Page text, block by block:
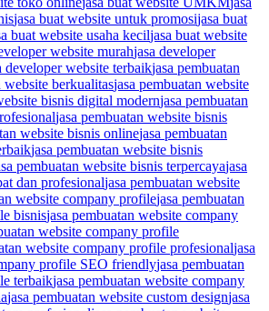
jasa buat website untuk promosijasa buat
buat website usaha keciljasa buat website
website murahjasa developer
developer website terbaikjasa pembuatan
website berkualitasjasa pembuatan website
bisnis digital modernjasa pembuatan
jasa pembuatan website bisnis
website bisnis onlinejasa pembuatan
jasa pembuatan website bisnis
pembuatan website bisnis terpercayajasa
dan profesionaljasa pembuatan website
website company profilejasa pembuatan
bisnisjasa pembuatan website company
website company profile
website company profile profesionaljasa
profile SEO friendlyjasa pembuatan
terbaikjasa pembuatan website company
jasa pembuatan website custom designjasa